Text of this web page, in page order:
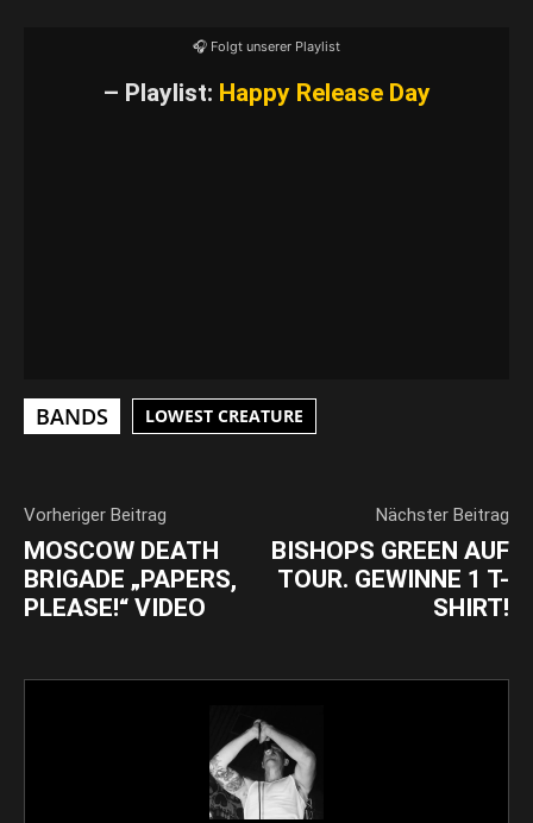
🎧 Folgt unserer Playlist
– Playlist: Happy Release Day
BANDS LOWEST CREATURE
Vorheriger Beitrag
MOSCOW DEATH
BRIGADE „PAPERS,
PLEASE!“ VIDEO
Nächster Beitrag
BISHOPS GREEN AUF
TOUR. GEWINNE 1 T-
SHIRT!